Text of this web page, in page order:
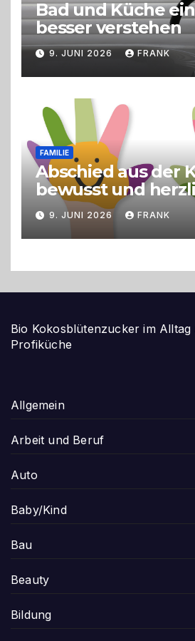
Bad und Küche
besser verstehen
9. JUNI 2026 FRANK
FAMILIE
Abschied aus der
bewusst und
gestalten
9. JUNI 2026 FRANK
Bio Kokosblütenzucker im Alltag
Profiküche
Allgemein
Arbeit und Beruf
Auto
Baby/Kind
Bau
Beauty
Bildung